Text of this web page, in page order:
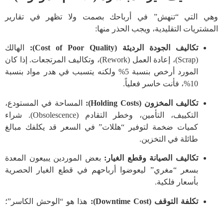
وهي التي “تنهش” في أرباحك بصمت ولا تظهر في تقارير
المشتريات التقليدية، ويجب الحذر منها:
تكاليف الجودة الرديئة (Cost of Poor Quality):
الهالك
(Scrap)، إعادة العمل (Rework)، وتكاليف المرتجعات. إذا كان
المورد أرخص بنسبة 5% ولكنه يتسبب في هدر مواد بنسبة
10%، فأنت خاسر فعلياً.
تكاليف المخزون (Holding Costs):
المساحة في المستودع،
التكييف، التأمين، وخطر التقادم (Obsolescence). شراء
كميات ضخمة لتوفير “هللات” في السعر قد يكلفك مبالغ
طائلة في التخزين.
تكاليف الصيانة وقطع الغيار: بعض الموردين يبيعون المعدة
بسعر “مغري” ليعوضوا أرباحهم في قطع الغيار الحصرية
بأسعار فلكية.
تكلفة التوقف (Downtime Cost):
هذا هو “الوحش الكاسر”؛